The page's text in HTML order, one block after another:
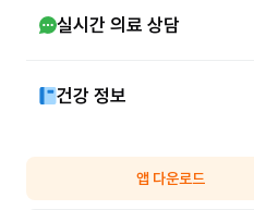
실시간 의료 상담
건강 정보
앱 다운로드